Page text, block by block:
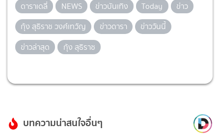
ดาราเดลี่ NEWS ข่าวบันเทิง Today
ข่าว
กุ้ง สุธิราช วงศ์เทวัญ
ข่าวดารา
ข่าววันนี้
ข่าวล่าสุด
กุ้ง สุธิราช
บทความน่าสนใจอื่นๆ